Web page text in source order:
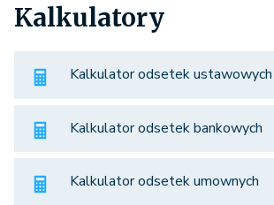
Kalkulatory
Kalkulator odsetek ustawowych
Kalkulator odsetek bankowych
Kalkulator odsetek umownych